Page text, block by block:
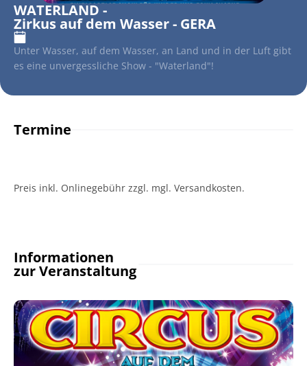
WATERLAND -
Zirkus auf dem Wasser - GERA
Unter Wasser, auf dem Wasser, an Land und in der Luft gibt
es eine unvergessliche Show - "Waterland"!
Termine
Preis inkl. Onlinegebühr zzgl. mgl. Versandkosten.
Informationen
zur Veranstaltung